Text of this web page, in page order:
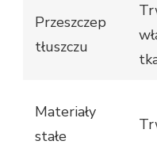
Przeszczep
tłuszczu
Materiały
stałe